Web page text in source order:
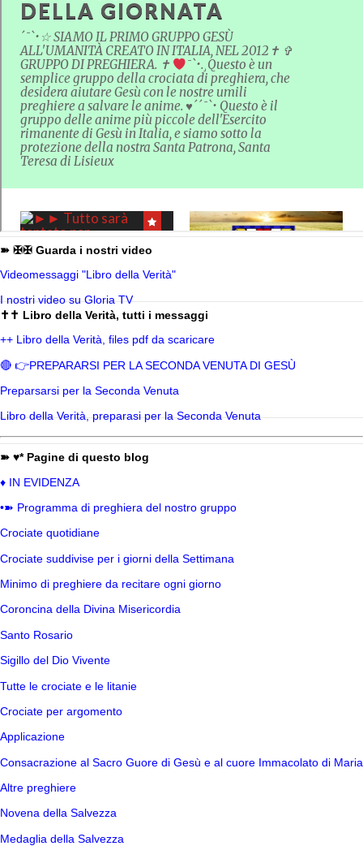
➽ ✠✠ Guarda i nostri video
Videomessaggi "Libro della Verità"
I nostri video su Gloria TV
✝✝ Libro della Verità, tutti i messaggi
++ Libro della Verità, files pdf da scaricare
🔴 👉PREPARARSI PER LA SECONDA VENUTA DI GESÙ
Preparsarsi per la Seconda Venuta
Libro della Verità, preparasi per la Seconda Venuta
➽ ♥* Pagine di questo blog
♦ IN EVIDENZA
•➽ Programma di preghiera del nostro gruppo
Crociate quotidiane
Crociate suddivise per i giorni della Settimana
Minimo di preghiere da recitare ogni giorno
Coroncina della Divina Misericordia
Santo Rosario
Sigillo del Dio Vivente
Tutte le crociate e le litanie
Crociate per argomento
Applicazione
Consacrazione al Sacro Guore di Gesù e al cuore Immacolato di Maria
Altre preghiere
Novena della Salvezza
Medaglia della Salvezza